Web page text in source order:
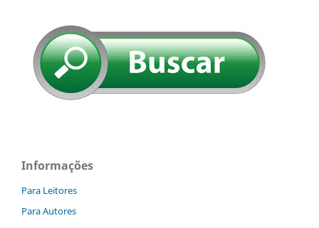
Informações
Para Leitores
Para Autores